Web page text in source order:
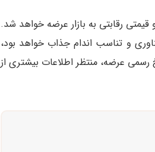
قیمتی رقابتی به بازار عرضه خواهد شد.
و تناسب اندام جذاب خواهد بود،
رسمی عرضه، منتظر اطلاعات بیشتری از